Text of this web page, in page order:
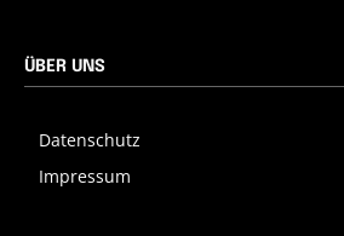
ÜBER UNS
Datenschutz
Impressum